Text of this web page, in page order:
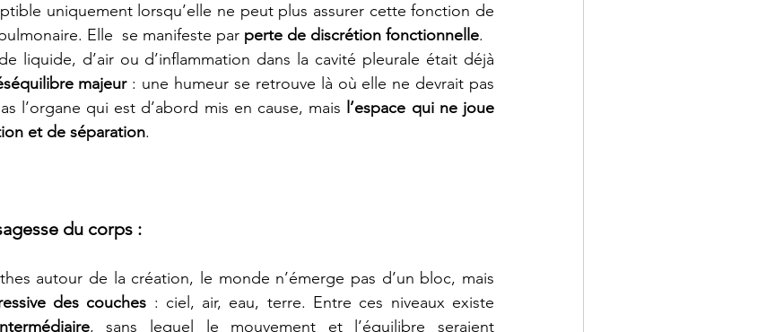
uniquement lorsqu’elle ne peut plus assurer cette fonction de
Elle  se manifeste par perte de discrétion fonctionnelle.
liquide, d’air ou d’inflammation dans la cavité pleurale était déjà
majeur : une humeur se retrouve là où elle ne devrait pas
l’organe qui est d’abord mis en cause, mais l’espace qui ne joue
et de séparation.
du corps :
autour de la création, le monde n’émerge pas d’un bloc, mais
des couches : ciel, air, eau, terre. Entre ces niveaux existe
, sans lequel le mouvement et l’équilibre seraient